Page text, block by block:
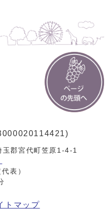
郡宮代町笠原1-4-1
表）
トマップ